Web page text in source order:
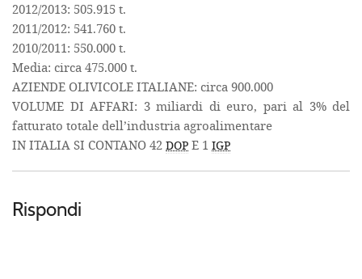
2012/2013: 505.915 t.
2011/2012: 541.760 t.
2010/2011: 550.000 t.
Media: circa 475.000 t.
AZIENDE OLIVICOLE ITALIANE: circa 900.000
VOLUME DI AFFARI: 3 miliardi di euro, pari al 3% del
fatturato totale dell’industria agroalimentare
IN ITALIA SI CONTANO 42 DOP E 1 IGP
Rispondi